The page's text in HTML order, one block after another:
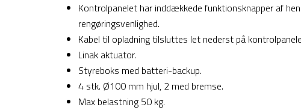
Kontrolpanelet har inddækkede funktionsknapper af
rengøringsvenlighed.
Kabel til opladning tilsluttes let nederst på
Linak aktuator.
Styreboks med batteri-backup.
4 stk. Ø100 mm hjul, 2 med bremse.
Max belastning 50 kg.